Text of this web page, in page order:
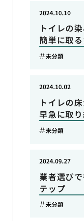
トイレの
簡単に取
2024.10.10
未分類
トイレの
早急に取
2024.10.02
未分類
業者選び
テップ
2024.09.27
未分類